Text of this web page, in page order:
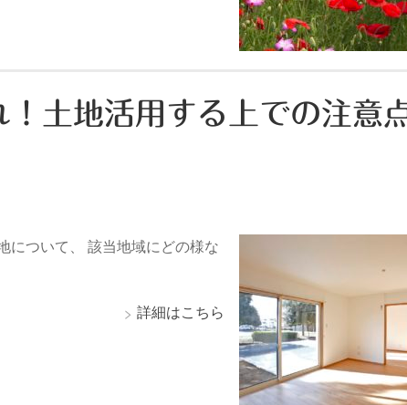
土地活用する上での注意
について、 該当地域にどの様な
詳細はこちら